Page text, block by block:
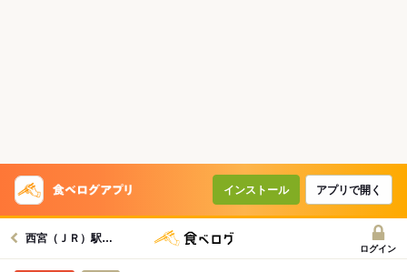
インストール アプリで開く
西宮（ＪＲ）駅グルメへ
ログイン